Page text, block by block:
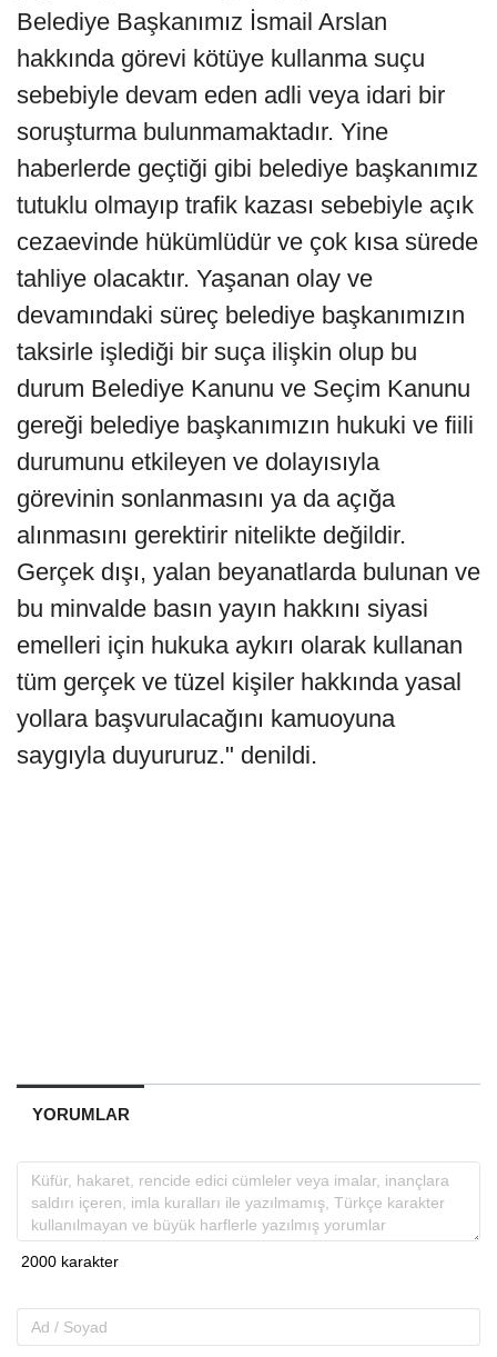
Belediye Başkanımız İsmail Arslan
hakkında görevi kötüye kullanma suçu
sebebiyle devam eden adli veya idari bir
soruşturma bulunmamaktadır. Yine
haberlerde geçtiği gibi belediye başkanımız
tutuklu olmayıp trafik kazası sebebiyle açık
cezaevinde hükümlüdür ve çok kısa sürede
tahliye olacaktır. Yaşanan olay ve
devamındaki süreç belediye başkanımızın
taksirle işlediği bir suça ilişkin olup bu
durum Belediye Kanunu ve Seçim Kanunu
gereği belediye başkanımızın hukuki ve fiili
durumunu etkileyen ve dolayısıyla
görevinin sonlanmasını ya da açığa
alınmasını gerektirir nitelikte değildir.
Gerçek dışı, yalan beyanatlarda bulunan ve
bu minvalde basın yayın hakkını siyasi
emelleri için hukuka aykırı olarak kullanan
tüm gerçek ve tüzel kişiler hakkında yasal
yollara başvurulacağını kamuoyuna
saygıyla duyururuz." denildi.
YORUMLAR